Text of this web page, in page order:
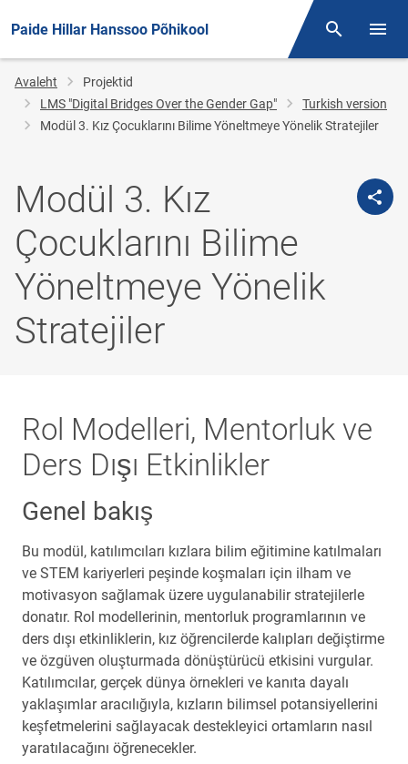
Paide Hillar Hanssoo Põhikool Otsing
Jälglink
Avaleht
Projektid
LMS "Digital Bridges Over the Gender Gap"
Turkish version
Modül 3. Kız Çocuklarını Bilime Yöneltmeye Yönelik Stratejiler
Modül 3. Kız
Çocuklarını Bilime
Yöneltmeye Yönelik
Stratejiler
Rol Modelleri, Mentorluk ve
Ders Dışı Etkinlikler
Genel bakış
Bu modül, katılımcıları kızlara bilim eğitimine katılmaları
ve STEM kariyerleri peşinde koşmaları için ilham ve
motivasyon sağlamak üzere uygulanabilir stratejilerle
donatır. Rol modellerinin, mentorluk programlarının ve
ders dışı etkinliklerin, kız öğrencilerde kalıpları değiştirme
ve özgüven oluşturmada dönüştürücü etkisini vurgular.
Katılımcılar, gerçek dünya örnekleri ve kanıta dayalı
yaklaşımlar aracılığıyla, kızların bilimsel potansiyellerini
keşfetmelerini sağlayacak destekleyici ortamların nasıl
yaratılacağını öğrenecekler.